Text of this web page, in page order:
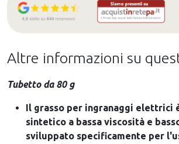
Altre informazioni su
Tubetto da 80 g
Il grasso per ingranaggi elettrici
sintetico a bassa viscosità e
sviluppato specificamente per